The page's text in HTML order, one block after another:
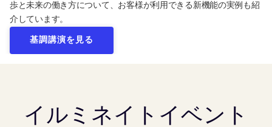
歩と未来の働き方について、お客様が利用できる新機能の実例も紹
介しています。
基調講演を見る
イルミネイトイベント